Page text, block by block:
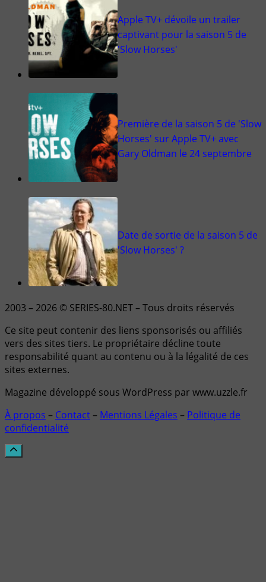
Apple TV+ dévoile un trailer
captivant pour la saison 5 de
'Slow Horses'
Première de la saison 5 de 'Slow
Horses' sur Apple TV+ avec
Gary Oldman le 24 septembre
Date de sortie de la saison 5 de
'Slow Horses' ?
2003 – 2026 © SERIES-80.NET – Tous droits réservés
Ce site peut contenir des liens sponsorisés ou affiliés
vers des sites tiers. Le propriétaire décline toute
responsabilité quant au contenu ou à la légalité de ces
sites externes.
Magazine développé sous WordPress par www.uzzle.fr
À propos – Contact– Mentions Légales – Politique de
confidentialité